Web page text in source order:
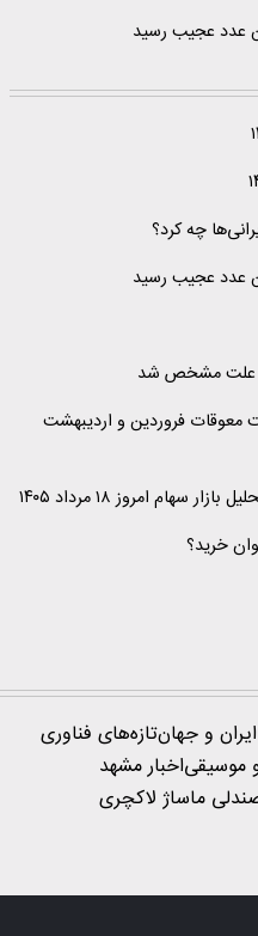
عدد عجیب رسید
چه کرد؟
عدد عجیب رسید
/ علت مشخص شد
معوقات فروردین و اردیبهشت
امروز ۱۸ مرداد ۱۴۰۵
و جهانتازه‌های فناوری
موسیقیاخبار مشهد
ماساژ لاکچری